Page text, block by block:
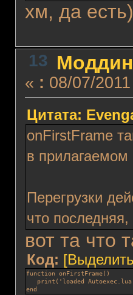
хм, да
13
« : 08/07/
Цитата:
onFirstFrame
в
Перегрузки
что
вот та что
Код:
function onFirstFrame()
print('loaded
end